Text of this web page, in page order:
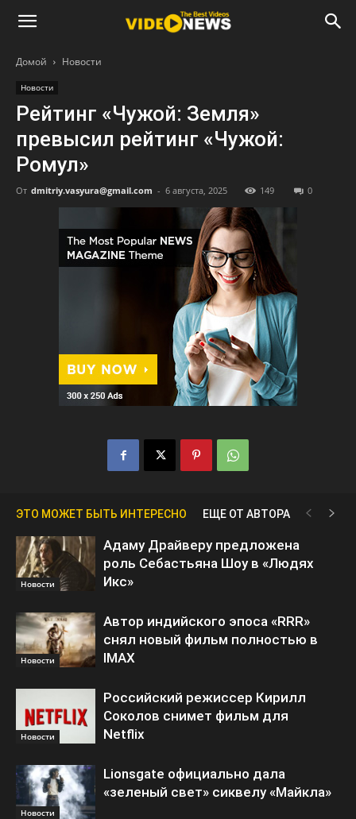
Домой Новости
Новости
Рейтинг «Чужой: Земля»
превысил рейтинг «Чужой:
Ромул»
От dmitriy.vasyura@gmail.com - 6 августа, 2025 149 0
ЭТО МОЖЕТ БЫТЬ ИНТЕРЕСНО ЕЩЕ ОТ АВТОРА
Новости
Адаму Драйверу предложена
роль Себастьяна Шоу в «Людях
Икс»
Новости
Автор индийского эпоса «RRR»
снял новый фильм полностью в
IMAX
Новости
Российский режиссер Кирилл
Соколов снимет фильм для
Netflix
Новости
Lionsgate официально дала
«зеленый свет» сиквелу «Майкла»